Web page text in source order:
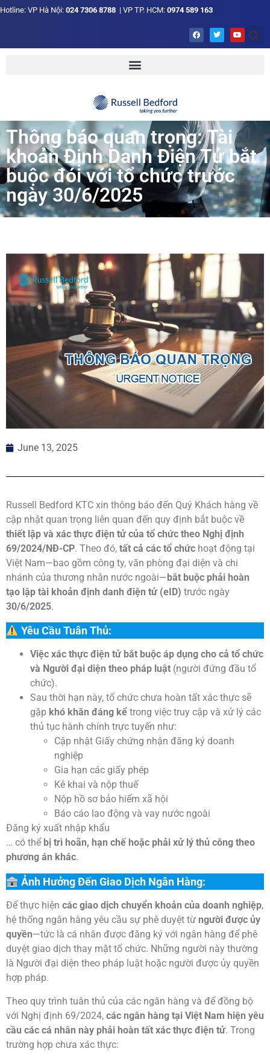
Hotline: VP Hà Nội: 024 7306 8788 | VP TP. HCM: 0974 589 163
Thông báo quan trọng: Tài
khoản Định Danh Điện Tử bắt
buộc đói với tổ chức trước
ngày 30/6/2025
June 13, 2025
Russell Bedford KTC xin thông báo đến Quý Khách hàng về
cập nhật quan trọng liên quan đến quy định bắt buộc về
thiết lập và xác thực điện tử của tổ chức theo Nghị định
69/2024/NĐ-CP. Theo đó, tất cả các tổ chức hoạt động tại
Việt Nam—bao gồm công ty, văn phòng đại diện và chi
nhánh của thương nhân nước ngoài—bắt buộc phải hoàn
tạo lập tài khoản định danh điện tử (eID) trước ngày
30/6/2025.
Yêu Cầu Tuân Thủ:
Việc xác thực điện tử bắt buộc áp dụng cho cả tổ chức
và Người đại diện theo pháp luật (người đứng đầu tổ
chức).
Sau thời hạn này, tổ chức chưa hoàn tất xác thực sẽ
gặp khó khăn đáng kể trong việc truy cập và xử lý các
thủ tục hành chính trực tuyến như:
Cập nhật Giấy chứng nhận đăng ký doanh
nghiệp
Gia hạn các giấy phép
Kê khai và nộp thuế
Nộp hồ sơ bảo hiểm xã hội
Báo cáo lao động và vay nước ngoài
Đăng ký xuất nhập khẩu
… có thể bị trì hoãn, hạn chế hoặc phải xử lý thủ công theo
phương án khác.
Ảnh Hưởng Đến Giao Dịch Ngân Hàng:
Để thực hiện các giao dịch chuyển khoản của doanh nghiệp,
hệ thống ngân hàng yêu cầu sự phê duyệt từ người được ủy
quyền—tức là cá nhân được đăng ký với ngân hàng để phê
duyệt giao dịch thay mặt tổ chức. Những người này thường
là Người đại diện theo pháp luật hoặc người được ủy quyền
hợp pháp.
Theo quy trình tuân thủ của các ngân hàng và để đồng bộ
với Nghị định 69/2024, các ngân hàng tại Việt Nam hiện yêu
cầu các cá nhân này phải hoàn tất xác thực điện tử. Trong
trường hợp chưa xác thực: